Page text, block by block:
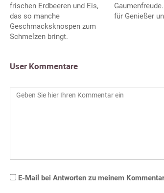
frischen Erdbeeren und Eis,
das so manche
Geschmacksknospen zum
Schmelzen bringt.
für Genießer
User Kommentare
E-Mail bei Antworten zu meinem Kommentar